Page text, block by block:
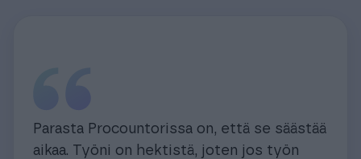
Parasta Procountorissa on, että se säästää
aikaa. Työni on hektistä, joten jos työn